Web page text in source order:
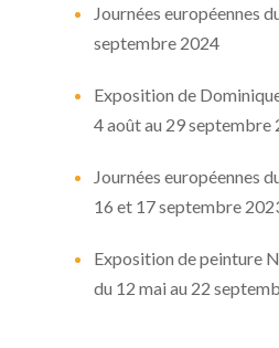
Journées européennes
septembre 2024
Exposition de
4 août au 29 septembre
Journées européennes
16 et 17 septembre
Exposition de peinture
du 12 mai au 22